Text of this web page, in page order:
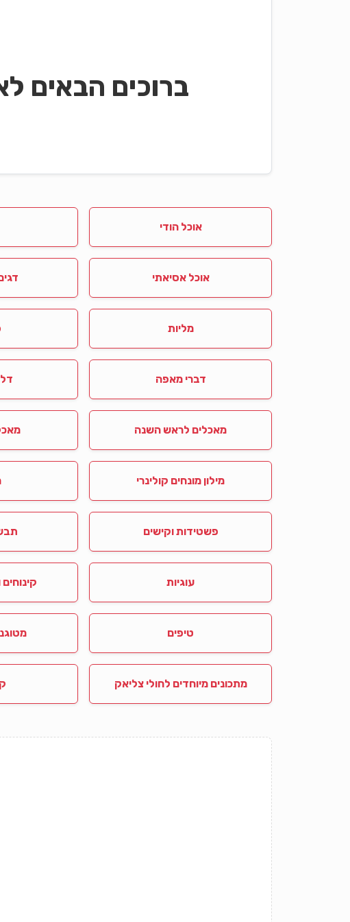
ברוכים הבאים
אוכל הודי
אוכל אסיאתי
מליות
דברי מאפה
מאכלים לראש השנה
מילון מונחים קולינרי
פשטידות וקישים
עוגיות
טיפים
מתכונים מיוחדים לחולי צליאק